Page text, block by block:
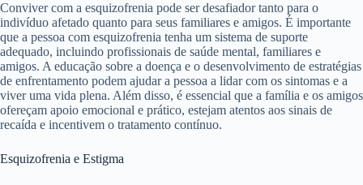
Conviver com a esquizofrenia pode ser desafiador tanto para o
indivíduo afetado quanto para seus familiares e amigos. É importante
que a pessoa com esquizofrenia tenha um sistema de suporte
adequado, incluindo profissionais de saúde mental, familiares e
amigos. A educação sobre a doença e o desenvolvimento de estratégias
de enfrentamento podem ajudar a pessoa a lidar com os sintomas e a
viver uma vida plena. Além disso, é essencial que a família e os amigos
ofereçam apoio emocional e prático, estejam atentos aos sinais de
recaída e incentivem o tratamento contínuo.
Esquizofrenia e Estigma